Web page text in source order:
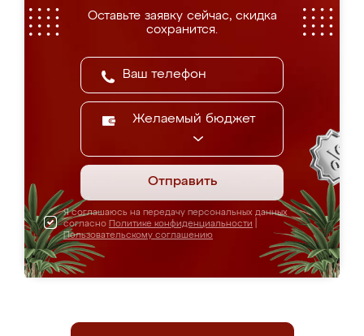
Оставьте заявку сейчас, скидка
сохранится.
Желаемый бюджет
Отправить
Я соглашаюсь на передачу персональных данных
согласно Политике конфиденциальности
Пользовательскому соглашению